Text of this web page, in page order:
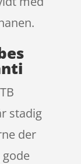
stadig
der